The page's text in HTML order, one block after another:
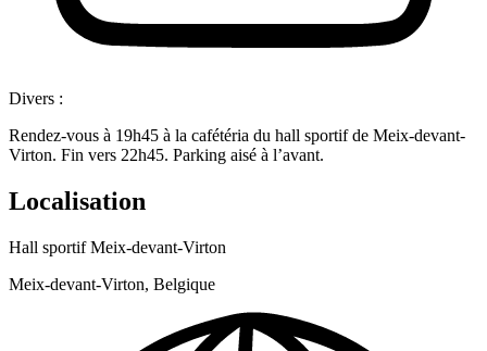
Divers :
Rendez-vous à 19h45 à la cafétéria du hall sportif de Meix-devant-
Virton. Fin vers 22h45. Parking aisé à l’avant.
Localisation
Hall sportif Meix-devant-Virton
Meix-devant-Virton, Belgique